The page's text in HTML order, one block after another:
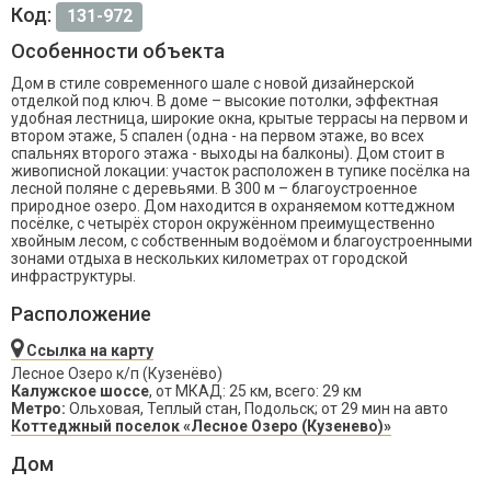
Код: 131-972
Особенности объекта
Дом в стиле современного шале с новой дизайнерской
отделкой под ключ. В доме – высокие потолки, эффектная
удобная лестница, широкие окна, крытые террасы на первом и
втором этаже, 5 спален (одна - на первом этаже, во всех
спальнях второго этажа - выходы на балконы). Дом стоит в
живописной локации: участок расположен в тупике посёлка на
лесной поляне с деревьями. В 300 м – благоустроенное
природное озеро. Дом находится в охраняемом коттеджном
посёлке, с четырёх сторон окружённом преимущественно
хвойным лесом, с собственным водоёмом и благоустроенными
зонами отдыха в нескольких километрах от городской
инфраструктуры.
Расположение
Ссылка на карту
Лесное Озеро к/п (Кузенёво)
Калужское шоссе, от МКАД: 25 км, всего: 29 км
Метро: Ольховая, Теплый стан, Подольск; от 29 мин на авто
Коттеджный поселок «Лесное Озеро (Кузенево)»
Дом